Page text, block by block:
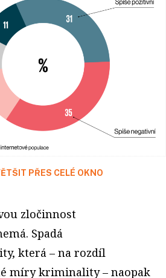
PŘES CELÉ OKNO
zločinnost
Spadá
která – na rozdíl
míry kriminality – naopak